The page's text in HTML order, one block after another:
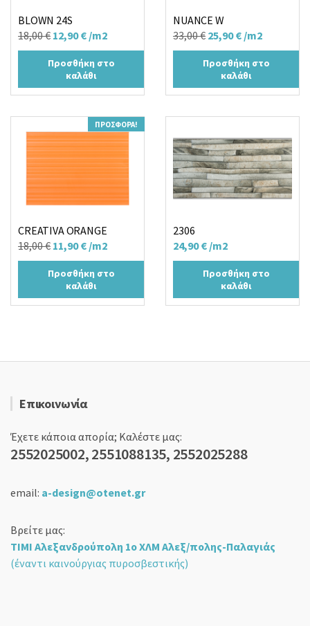
BLOWN 24S
18,00€ Original
price
was:
18,00 €.
12,90€Η
τρέχουσα
τιμή
είναι:
/m2
Προσθήκη στο
καλάθι
NUANCE W
33,00€ Original
price
was:
33,00 €.
25,90€Η
τρέχουσα
τιμή
είναι:
/m2
Προσθήκη στο
καλάθι
ΠΡΟΣΦΟΡΆ!
CREATIVA ORANGE
18,00€ Original
price
was:
18,00 €.
11,90€Η
τρέχουσα
τιμή
είναι:
/m2
Προσθήκη στο
καλάθι
2306
24,90€ /m2
Προσθήκη στο
καλάθι
Επικοινωνία
Έχετε κάποια απορία; Καλέστε μας:
2552025002, 2551088135, 2552025288
email: a-design@otenet.gr
Βρείτε μας:
ΤΙΜΙ Αλεξανδρούπολη 1ο ΧΛΜ Αλεξ/πολης-Παλαγιάς
(έναντι καινούργιας πυροσβεστικής)